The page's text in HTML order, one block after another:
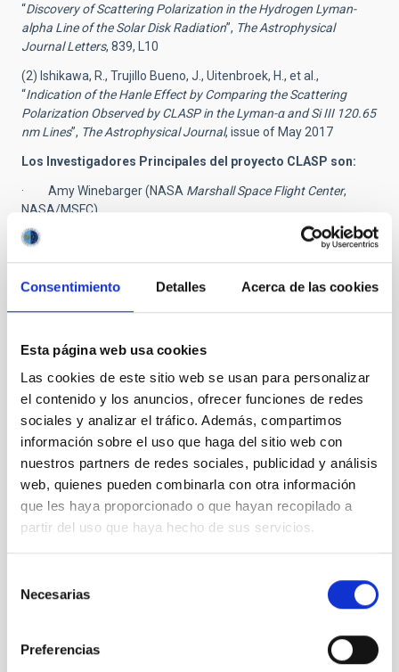
Consentimiento Detalles Acerca de las cookies
Esta página web usa cookies
Las cookies de este sitio web se usan para personalizar
el contenido y los anuncios, ofrecer funciones de redes
sociales y analizar el tráfico. Además, compartimos
información sobre el uso que haga del sitio web con
nuestros partners de redes sociales, publicidad y análisis
web, quienes pueden combinarla con otra información
que les haya proporcionado o que hayan recopilado a
partir del uso que haya hecho de sus servicios.
Necesarias
Preferencias
“Discovery of Scattering Polarization in the Hydrogen Lyman-
alpha Line of the Solar Disk Radiation”, The Astrophysical
Journal Letters, 839, L10
(2) Ishikawa, R., Trujillo Bueno, J., Uitenbroek, H., et al.,
“Indication of the Hanle Effect by Comparing the Scattering
Polarization Observed by CLASP in the Lyman-α and Si III 120.65
nm Lines”, The Astrophysical Journal, issue of May 2017
Los Investigadores Principales del proyecto CLASP son:
· Amy Winebarger (NASA Marshall Space Flight Center,
NASA/MSFC)
· Ryouei Kano ( National Astronomical Observatory of Japan,
· Frédéric Auchère ( Institut d'Astrophysique Spatiale , IAS)
· Javier Trujillo Bueno (Instituto de Astrofísica de Canarias,
·CLASP realiza su misión con éxito
Contactos en el IAC:
[at] iac.es
· Andrés Asensio Ramos:aasensio[at]iac.es
(aasensio[at]iac[dot]es)
· Jiri Stepan:jiri.stepan[at]asu.cas.cz